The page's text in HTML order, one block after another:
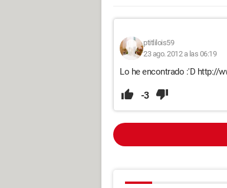
ptitlilois59
23 ago. 2012 a las 06:19
Lo he encontrado :'D http://
-3